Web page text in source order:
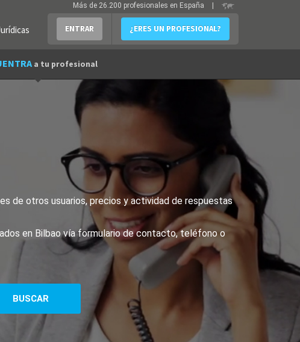
ENTRAR ¿ERES UN PROFESIONAL?
Más de 26.200 profesionales en España
a tu profesional
de otros usuarios, precios y actividad de respuestas
en Bilbao vía formulario de contacto, teléfono o